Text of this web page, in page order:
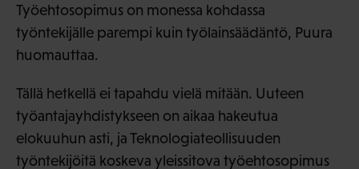
Työehtosopimus on monessa kohdassa
työntekijälle parempi kuin työlainsäädäntö, Puura
huomauttaa.
Tällä hetkellä ei tapahdu vielä mitään. Uuteen
työantajayhdistykseen on aikaa hakeutua
elokuuhun asti, ja Teknologiateollisuuden
työntekijöitä koskeva yleissitova työehtosopimus